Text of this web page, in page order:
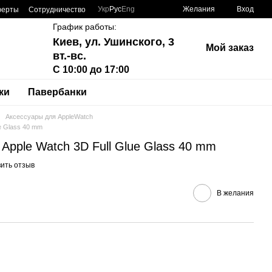
Сотрудничество Укр РусEng Желания Вход
График работы:
Киев, ул. Ушинского, 3
вт.-вс.
С 10:00 до 17:00
Мой заказ
Павербанки
Аксессуары для AppleWatch
Glass 40 mm
Watch 3D Full Glue Glass 40 mm
отзыв
В желания